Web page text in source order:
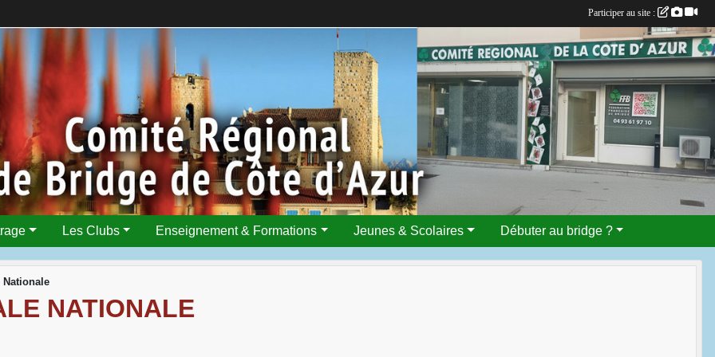
Les Clubs Enseignement & Formations Jeunes & Scolaires Débuter au bridge ?
Nationale
NATIONALE
Participer au site :